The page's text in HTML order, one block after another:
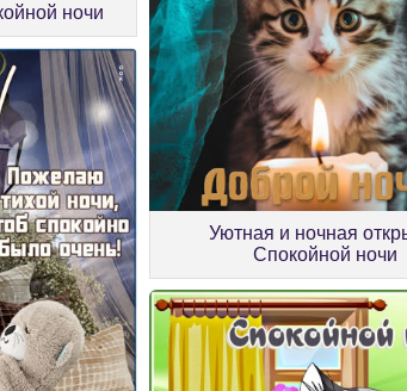
ночи
Уютная и ночная
Спокойной ночи